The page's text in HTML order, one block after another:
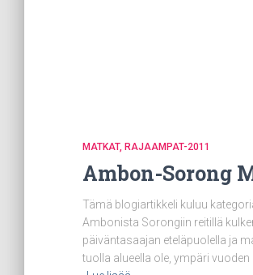
MATKAT RAJAAMPAT-2011
Ambon-Sorong
Tämä blogiartikkeli kuluu
Ambonista Sorongiin reitillä
päiväntasaajan eteläpuolella ja
tuolla alueella ole, ympäri